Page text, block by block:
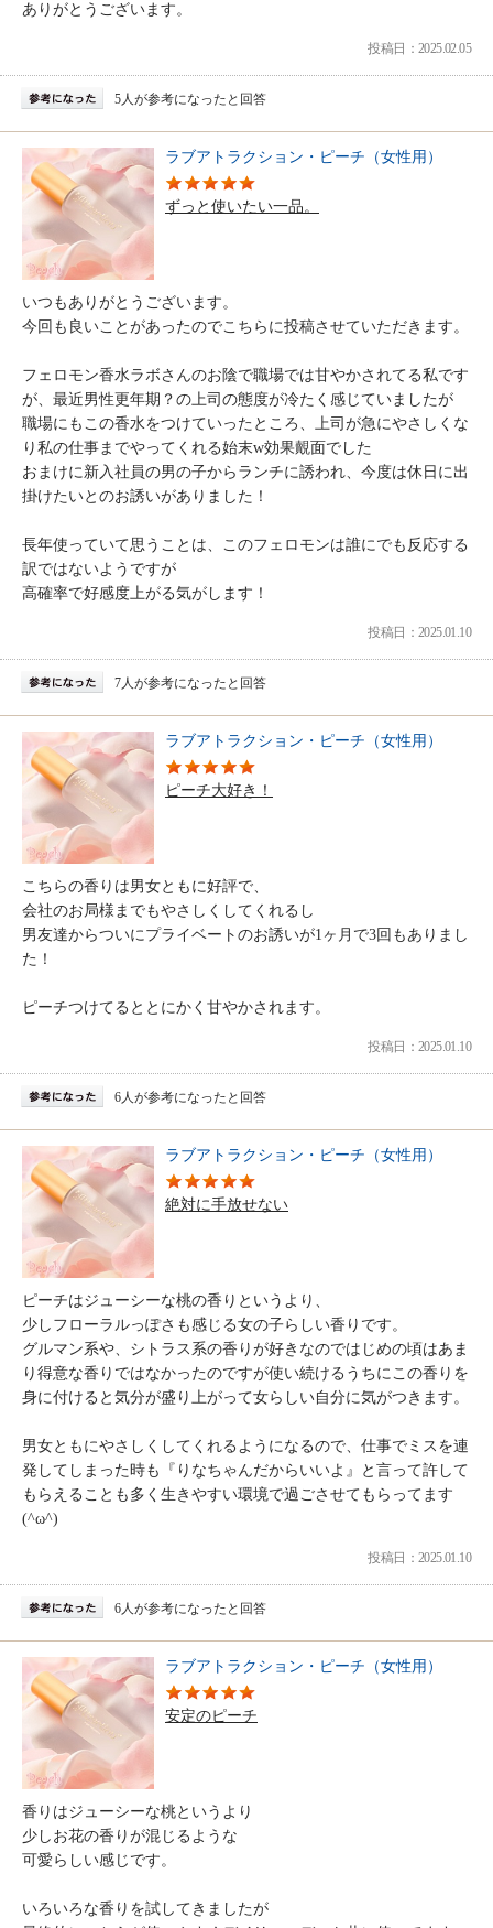
ありがとうございます。
投稿日：2025.02.05
5人が参考になったと回答
ラブアトラクション・ピーチ（女性用）
ずっと使いたい一品。
いつもありがとうございます。
今回も良いことがあったのでこちらに投稿させていただきます。
フェロモン香水ラボさんのお陰で職場では甘やかされてる私です
が、最近男性更年期？の上司の態度が冷たく感じていましたが
職場にもこの香水をつけていったところ、上司が急にやさしくな
り私の仕事までやってくれる始末w効果覿面でした
おまけに新入社員の男の子からランチに誘われ、今度は休日に出
掛けたいとのお誘いがありました！
長年使っていて思うことは、このフェロモンは誰にでも反応する
訳ではないようですが
高確率で好感度上がる気がします！
投稿日：2025.01.10
7人が参考になったと回答
ラブアトラクション・ピーチ（女性用）
ピーチ大好き！
こちらの香りは男女ともに好評で、
会社のお局様までもやさしくしてくれるし
男友達からついにプライベートのお誘いが1ヶ月で3回もありまし
た！
ピーチつけてるととにかく甘やかされます。
投稿日：2025.01.10
6人が参考になったと回答
ラブアトラクション・ピーチ（女性用）
絶対に手放せない
ピーチはジューシーな桃の香りというより、
少しフローラルっぽさも感じる女の子らしい香りです。
グルマン系や、シトラス系の香りが好きなのではじめの頃はあま
り得意な香りではなかったのですが使い続けるうちにこの香りを
身に付けると気分が盛り上がって女らしい自分に気がつきます。
男女ともにやさしくしてくれるようになるので、仕事でミスを連
発してしまった時も『りなちゃんだからいいよ』と言って許して
もらえることも多く生きやすい環境で過ごさせてもらってます
(^ω^)
投稿日：2025.01.10
6人が参考になったと回答
ラブアトラクション・ピーチ（女性用）
安定のピーチ
香りはジューシーな桃というより
少しお花の香りが混じるような
可愛らしい感じです。
いろいろな香りを試してきましたが